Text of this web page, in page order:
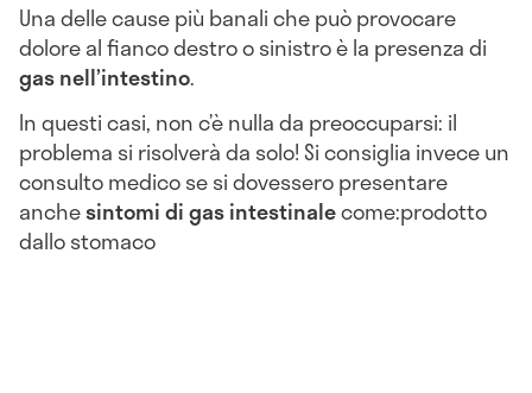
Una delle cause più banali che può provocare
dolore al fianco destro o sinistro è la presenza di
gas nell’intestino.
In questi casi, non c’è nulla da preoccuparsi: il
problema si risolverà da solo! Si consiglia invece un
consulto medico se si dovessero presentare
anchesintomi di gas intestinalecome:prodotto
dallo stomaco